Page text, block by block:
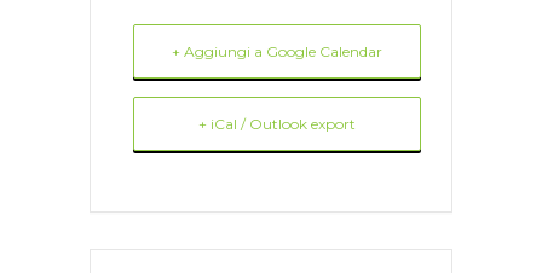
+ Aggiungi a Google Calendar
+ iCal / Outlook export